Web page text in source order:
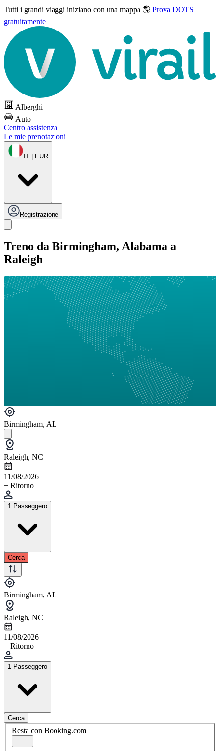
Tutti i grandi viaggi iniziano con una mappa 🌎 Prova DOTS
gratuitamente
Alberghi
Auto
Centro assistenza
Le mie prenotazioni
IT | EUR
Registrazione
Treno da Birmingham, Alabama a
Raleigh
Birmingham, AL
Raleigh, NC
11/08/2026
+ Ritorno
1 Passeggero
Cerca
Birmingham, AL
Raleigh, NC
11/08/2026
+ Ritorno
1 Passeggero
Cerca
Resta con Booking.com